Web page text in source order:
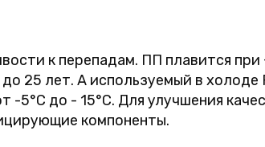
к перепадам. ПП плавится при
25 лет. А используемый в холоде
до - 15°C. Для улучшения
компоненты.